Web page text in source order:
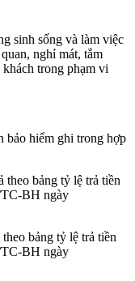
sinh sống và làm việc
nghỉ mát, tắm
trong phạm vi
bảo hiểm ghi trong hợp
theo bảng tỷ lệ trả tiền
ngày
bảng tỷ lệ trả tiền
ngày